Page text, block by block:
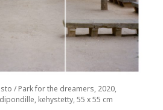
/ Park for the dreamers, 2020,
kehystetty, 55 x 55 cm